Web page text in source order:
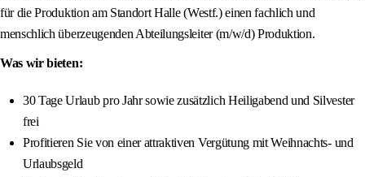
für die Produktion am Standort Halle (Westf.) einen fachlich und
menschlich überzeugenden Abteilungsleiter (m/w/d) Produktion.
Was wir bieten:
30 Tage Urlaub pro Jahr sowie zusätzlich Heiligabend und Silvester
frei
Profitieren Sie von einer attraktiven Vergütung mit Weihnachts- und
Urlaubsgeld